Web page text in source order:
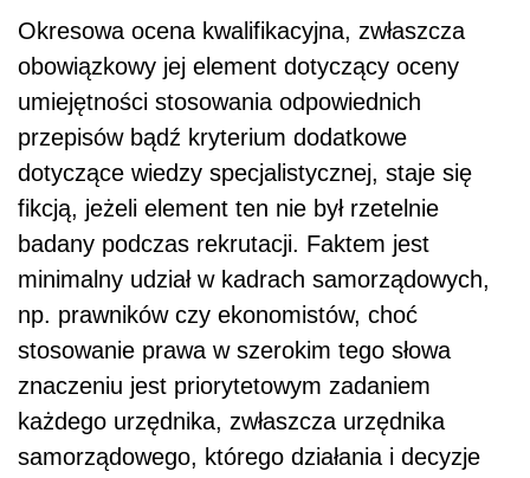
Okresowa ocena kwalifikacyjna, zwłaszcza
obowiązkowy jej element dotyczący oceny
umiejętności stosowania odpowiednich
przepisów bądź kryterium dodatkowe
dotyczące wiedzy specjalistycznej, staje się
fikcją, jeżeli element ten nie był rzetelnie
badany podczas rekrutacji. Faktem jest
minimalny udział w kadrach samorządowych,
np. prawników czy ekonomistów, choć
stosowanie prawa w szerokim tego słowa
znaczeniu jest priorytetowym zadaniem
każdego urzędnika, zwłaszcza urzędnika
samorządowego, którego działania i decyzje